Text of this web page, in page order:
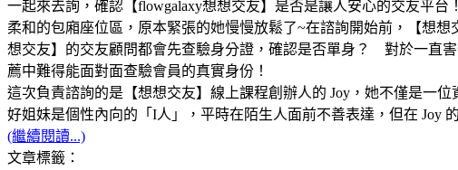
一起來去詢，確認【flowgalaxy想想交友】是否是讓人安心的交友平
柔和的包廂座位區，原本緊張的她慢慢放鬆了~在諮詢開始前，【想
想交友】的交友顧問都會先查驗身分證，確認是否單身？ 對於一直
薦中難得能面對面查驗會員的真實身份！
這次負責諮詢的是【想想交友】線上課程創辦人的 Joy，她不僅是一
好姐妹是個性內向的「I人」，平時在陌生人面前不善表達，但在 Joy
(繼續閱讀...)
文章標籤：